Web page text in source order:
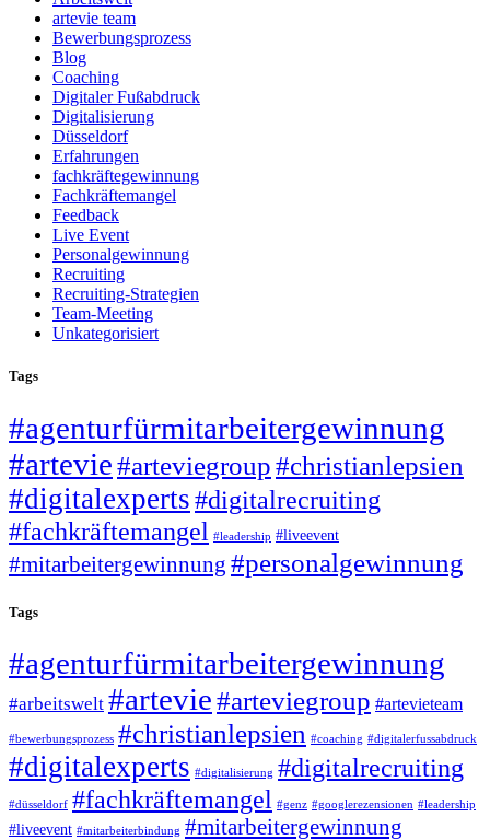
artevie team
Bewerbungsprozess
Blog
Coaching
Digitaler Fußabdruck
Digitalisierung
Düsseldorf
Erfahrungen
fachkräftegewinnung
Fachkräftemangel
Feedback
Live Event
Personalgewinnung
Recruiting
Recruiting-Strategien
Team-Meeting
Unkategorisiert
Tags
#agenturfürmitarbeitergewinnung
#artevie#arteviegroup#christianlepsien
#digitalexperts#digitalrecruiting
#fachkräftemangel #leadership #liveevent
#mitarbeitergewinnung #personalgewinnung
Tags
#agenturfürmitarbeitergewinnung
#arbeitswelt #artevie#arteviegroup #artevieteam
#bewerbungsprozess #christianlepsien #coaching #digitalerfussabdruck
#digitalexperts #digitalisierung #digitalrecruiting
#düsseldorf #fachkräftemangel #genz #googlerezensionen #leadership
#liveevent #mitarbeiterbindung #mitarbeitergewinnung